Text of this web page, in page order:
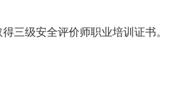
三级安全评价师职业培训证书。